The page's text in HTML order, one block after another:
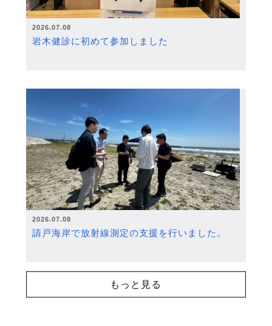
2026.07.08
岩木健診に初めて参加しました
2026.07.08
請戸海岸で放射線測定の支援を行いました。
もっと見る